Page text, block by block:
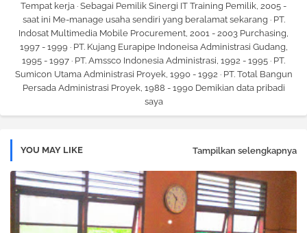
Tempat kerja · Sebagai Pemilik Sinergi IT Training Pemilik, 2005 -
saat ini Me-manage usaha sendiri yang beralamat sekarang · PT.
Indosat Multimedia Mobile Procurement, 2001 - 2003 Purchasing,
1997 - 1999 · PT. Kujang Eurapipe Indoneisa Administrasi Gudang,
1995 - 1997 · PT. Amssco Indonesia Administrasi, 1992 - 1995 · PT.
Sumicon Utama Administrasi Proyek, 1990 - 1992 · PT. Total Bangun
Persada Administrasi Proyek, 1988 - 1990 Demikian data pribadi
saya
YOU MAY LIKE Tampilkan selengkapnya